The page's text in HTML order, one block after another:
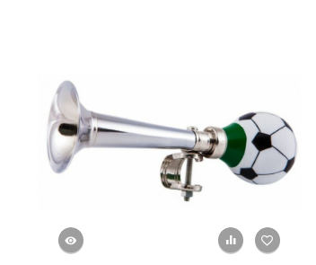
+ К
Быстрый